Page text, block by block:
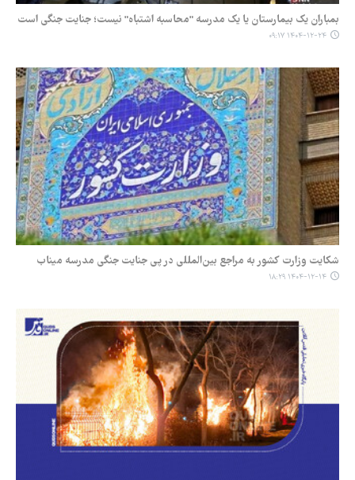
بمباران یک بیمارستان یا یک مدرسه "محاسبه اشتباه" نیست؛ جنایت جنگی است
۱۴۰۴-۱۲-۲۴ ۰۹:۱۷
شکایت وزارت کشور به مراجع بین‌المللی در پی جنایت جنگی مدرسه میناب
۱۴۰۴-۱۲-۱۴ ۱۸:۲۹